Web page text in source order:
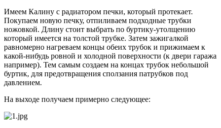
Имеем Калину с радиатором печки, который протекает.
Покупаем новую печку, отпиливаем подходные трубки
ножовкой. Длину стоит выбрать по буртику-утолщению
который имеется на толстой трубке. Затем зажигалкой
равномерно нагреваем концы обеих трубок и прижимаем к
какой-нибудь ровной и холодной поверхности (к двери гаража
например). Тем самым создаем на концах трубок небольшой
буртик, для предотвращения сползания патрубков под
давлением.
На выходе получаем примерно следующее: